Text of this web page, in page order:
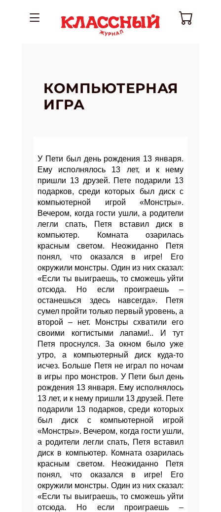
КОМПЬЮТЕРНАЯ
ИГРА
У Пети был день рождения 13 января.
Ему исполнялось 13 лет, и к нему
пришли 13 друзей. Пете подарили 13
подарков, среди которых был диск с
компьютерной игрой «Монстры».
Вечером, когда гости ушли, а родители
легли спать, Петя вставил диск в
компьютер. Комната озарилась
красным светом. Неожиданно Петя
понял, что оказался в игре! Его
окружили монстры. Один из них сказал:
«Если ты выиграешь, то сможешь уйти
отсюда. Но если проиграешь –
останешься здесь навсегда». Петя
сумел пройти только первый уровень, а
второй – нет. Монстры схватили его
своими когтистыми лапами!.. И тут
Петя проснулся. За окном было уже
утро, а компьютерный диск куда-то
исчез. Больше Петя не играл по ночам
в игры про монстров. У Пети был день
рождения 13 января. Ему исполнялось
13 лет, и к нему пришли 13 друзей. Пете
подарили 13 подарков, среди которых
был диск с компьютерной игрой
«Монстры». Вечером, когда гости ушли,
а родители легли спать, Петя вставил
диск в компьютер. Комната озарилась
красным светом. Неожиданно Петя
понял, что оказался в игре! Его
окружили монстры. Один из них сказал:
«Если ты выиграешь, то сможешь уйти
отсюда. Но если проиграешь –